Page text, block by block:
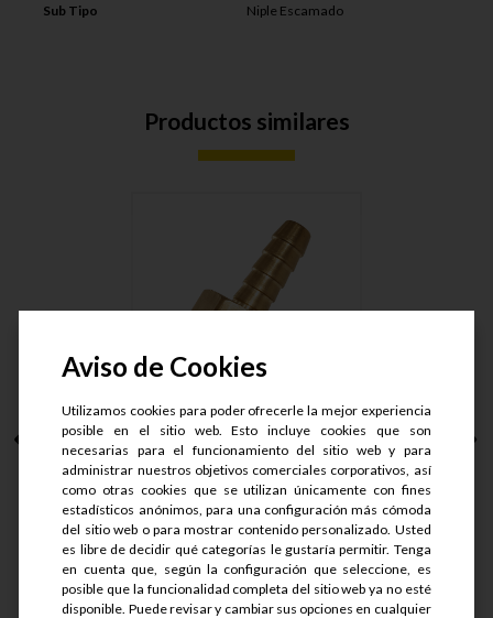
Sub Tipo Niple Escamado
Productos similares
NIPLE MANG. ESCAM.
BR. MACH....
S/.34
S/.25.5
Ver detalle
Aviso de Cookies
Utilizamos cookies para poder ofrecerle la mejor experiencia
posible en el sitio web. Esto incluye cookies que son
necesarias para el funcionamiento del sitio web y para
administrar nuestros objetivos comerciales corporativos, así
como otras cookies que se utilizan únicamente con fines
estadísticos anónimos, para una configuración más cómoda
del sitio web o para mostrar contenido personalizado. Usted
es libre de decidir qué categorías le gustaría permitir. Tenga
en cuenta que, según la configuración que seleccione, es
posible que la funcionalidad completa del sitio web ya no esté
disponible. Puede revisar y cambiar sus opciones en cualquier